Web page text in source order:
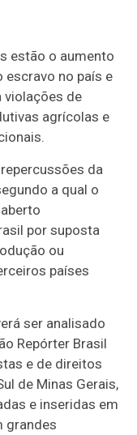
estão o aumento
escravo no país e
violações de
agrícolas e
da
a qual o
por suposta
ou
países
ser analisado
Repórter Brasil
e de direitos
de Minas Gerais,
e inseridas em
grandes